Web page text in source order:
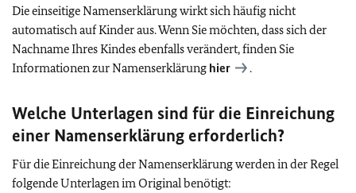
Die einseitige Namenserklärung wirkt sich häufig nicht
automatisch auf Kinder aus. Wenn Sie möchten, dass sich der
Nachname Ihres Kindes ebenfalls verändert, finden Sie
Informationen zur Namenserklärung hier .
Welche Unterlagen sind für die Einreichung
einer Namenserklärung erforderlich?
Für die Einreichung der Namenserklärung werden in der Regel
folgende Unterlagen im Original benötigt: